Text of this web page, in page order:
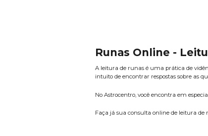
Runas Online -
A leitura de runas é uma prática de
intuito de encontrar respostas sobre as
No Astrocentro, você encontra em
Faça já sua consulta online de leitura de